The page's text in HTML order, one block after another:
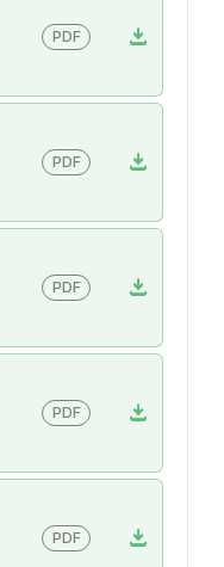
download
PDF
download
PDF
download
PDF
download
PDF
download
PDF